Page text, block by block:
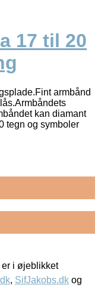
17 til 20
armbånd
kan diamant
tegn og symboler
i øjeblikket
, SifJakobs.dk og